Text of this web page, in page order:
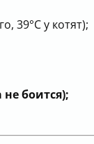
39°С у котят);
боится);